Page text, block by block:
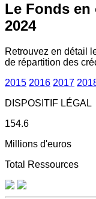
Le Fonds en
2024
Retrouvez en détail
de répartition des
2015 2016 2017
DISPOSITIF LÉGAL
154.6
Millions d'euros
Total Ressources